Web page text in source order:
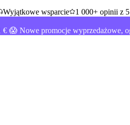
Wyjątkowe wsparcie 1 000+ opinii z
😱 Nowe promocje wyprzedażowe,